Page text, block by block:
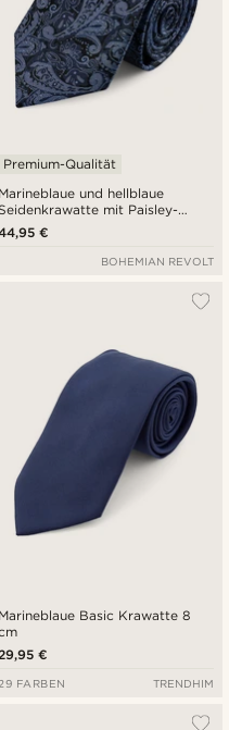
Marineblaue und hellblaue
mit Paisley-
Muster | 8 cm
Premium-Qualität
€
BOHEMIAN REVOLT
Marineblaue Basic Krawatte 8
€
FARBEN TRENDHIM